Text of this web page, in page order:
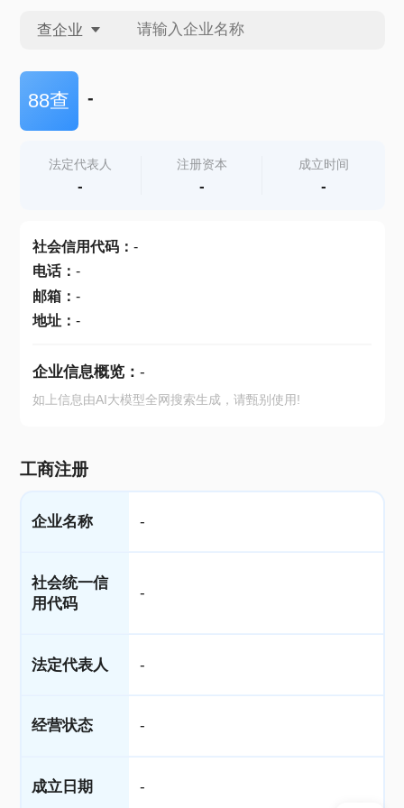
查企业
查企业
查产地
88查 -
法定代表人
-
注册资本
-
成立时间
-
社会信用代码： -
电话： -
邮箱： -
地址： -
企业信息概览： -
如上信息由AI大模型全网搜索生成，请甄别使用!
工商注册
企业名称 -
社会统一信
用代码
-
法定代表人 -
经营状态 -
成立日期 -